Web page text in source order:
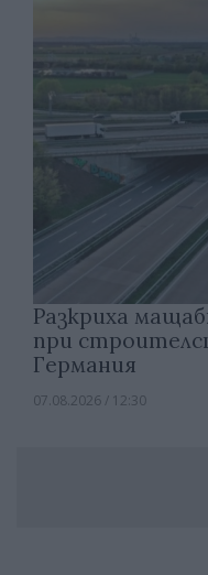
Разкриха
при
Германия
07.08.2026 / 12:30